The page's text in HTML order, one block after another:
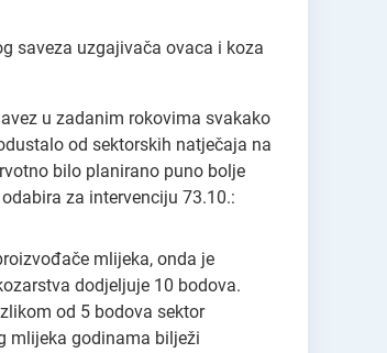
saveza uzgajivača ovaca i koza
u zadanim rokovima svakako
od sektorskih natječaja na
bilo planirano puno bolje
za intervenciju 73.10.:
mlijeka, onda je
dodjeljuje 10 bodova.
od 5 bodova sektor
mlijeka godinama bilježi